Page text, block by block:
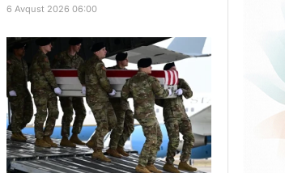
6 Avqust 2026 06:00